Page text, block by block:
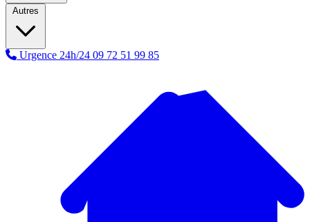
Autres
Urgence 24h/24 09 72 51 99 85